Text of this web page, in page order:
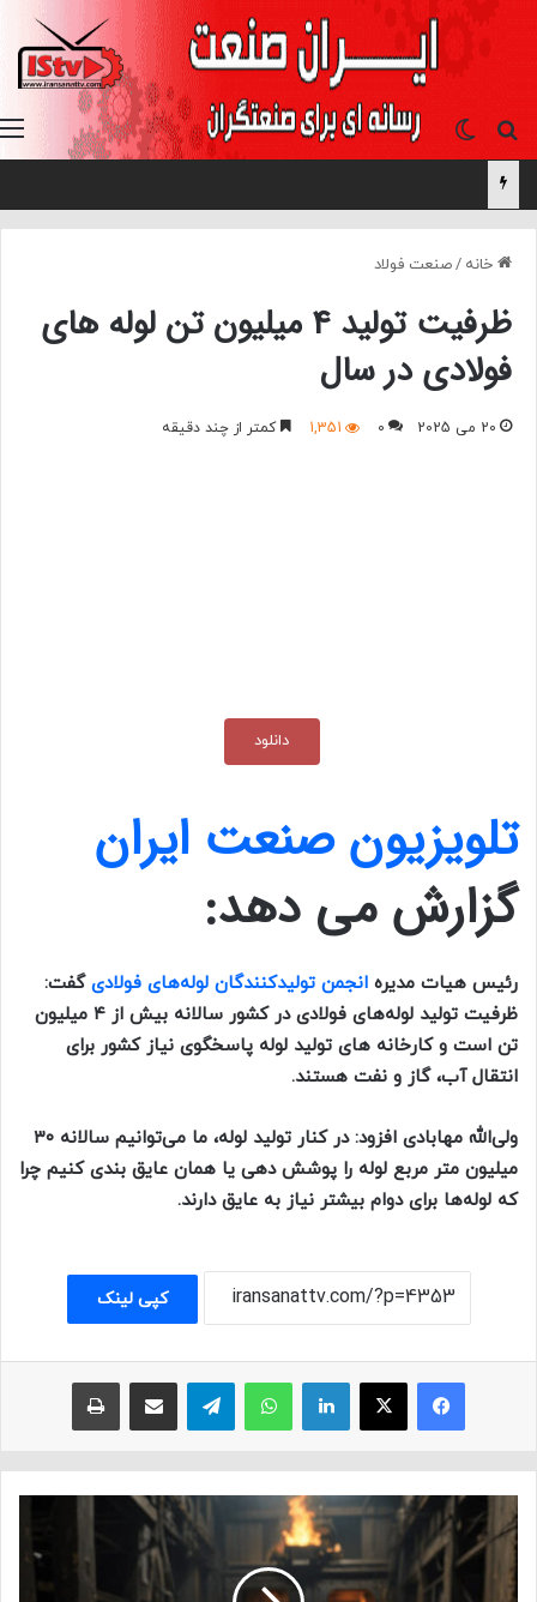
جستجو برایتغییر پوسته
خانه /صنعت فولاد
ظرفیت تولید ۴ میلیون تن لوله های
فولادی در سال
20 می 2025 0
1,351 کمتر از چند دقیقه
دانلود
تلویزیون صنعت ایران
گزارش می دهد:
رئیس هیات مدیره انجمن تولیدکنندگان لوله‌های فولادیگفت:
ظرفیت تولید لوله‌های فولادی در کشور سالانه بیش از ۴ میلیون
تن است و کارخانه های تولید لوله پاسخگوی نیاز کشور برای
انتقال آب، گاز و نفت هستند.
ولی‌الله مهابادی افزود: در کنار تولید لوله، ما می‌توانیم سالانه ۳۰
میلیون متر مربع لوله را پوشش دهی یا همان عایق بندی کنیم چرا
که لوله‌ها برای دوام بیشتر نیاز به عایق دارند.
کپی لینک
فیسبوک ایکس لینکداین واتس آپ تلگرام